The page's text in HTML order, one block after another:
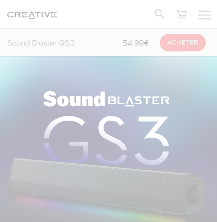
Sound Blaster GS3 54,99€ ACHETER
Retour en Haut